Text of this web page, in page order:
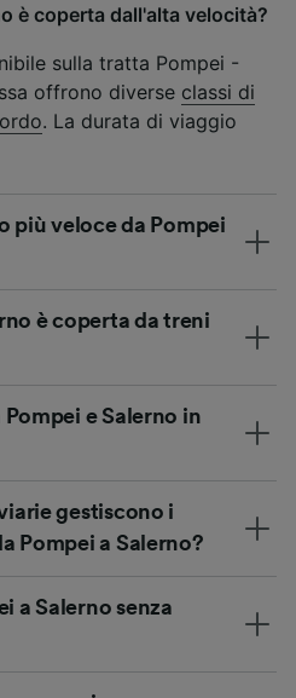
è coperta dall'alta velocità?
sulla tratta Pompei -
offrono diverse classi di
. La durata di viaggio
più veloce da Pompei
è coperta da treni
e Salerno in
gestiscono i
Pompei a Salerno?
a Salerno senza